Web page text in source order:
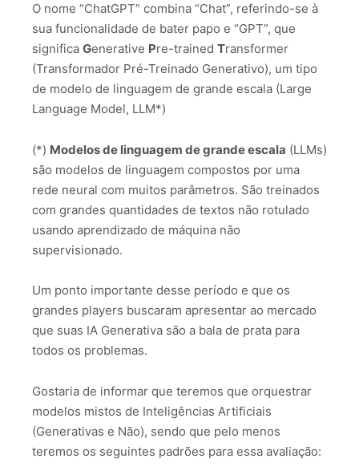
O nome “ChatGPT” combina “Chat”, referindo-se à
sua funcionalidade de bater papo e “GPT”, que
significa Generative Pre-trained Transformer
(Transformador Pré-Treinado Generativo), um tipo
de modelo de linguagem de grande escala (Large
Language Model, LLM*)
(*) Modelos de linguagem de grande escala (LLMs)
são modelos de linguagem compostos por uma
rede neural com muitos parâmetros. São treinados
com grandes quantidades de textos não rotulado
usando aprendizado de máquina não
supervisionado.
Um ponto importante desse período e que os
grandes players buscaram apresentar ao mercado
que suas IA Generativa são a bala de prata para
todos os problemas.
Gostaria de informar que teremos que orquestrar
modelos mistos de Inteligências Artificiais
(Generativas e Não), sendo que pelo menos
teremos os seguintes padrões para essa avaliação: